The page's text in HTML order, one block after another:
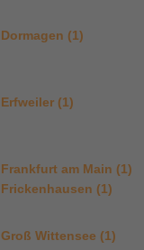
Dormagen (1)
Erfweiler (1)
Frankfurt am Main (1)
Frickenhausen (1)
Groß Wittensee (1)